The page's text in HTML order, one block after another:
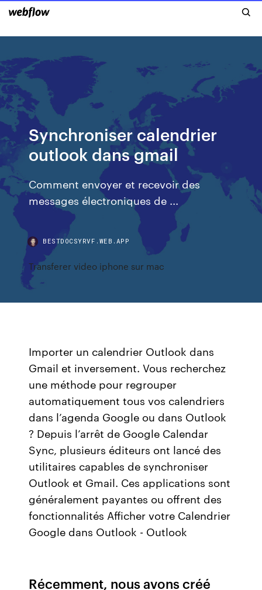
Synchroniser calendrier
outlook dans gmail
Comment envoyer et recevoir des
messages électroniques de ...
BESTDOCSYRVF.WEB.APP
Transferer video iphone sur mac
Importer un calendrier Outlook dans
Gmail et inversement. Vous recherchez
une méthode pour regrouper
automatiquement tous vos calendriers
dans l’agenda Google ou dans Outlook
? Depuis l’arrêt de Google Calendar
Sync, plusieurs éditeurs ont lancé des
utilitaires capables de synchroniser
Outlook et Gmail. Ces applications sont
généralement payantes ou offrent des
fonctionnalités Afficher votre Calendrier
Google dans Outlook - Outlook
Récemment, nous avons créé